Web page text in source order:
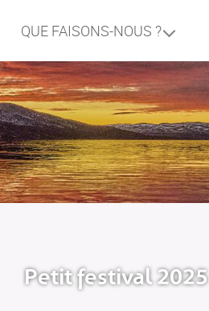
QUE FAISONS-NOUS ?
Petit festival 2025